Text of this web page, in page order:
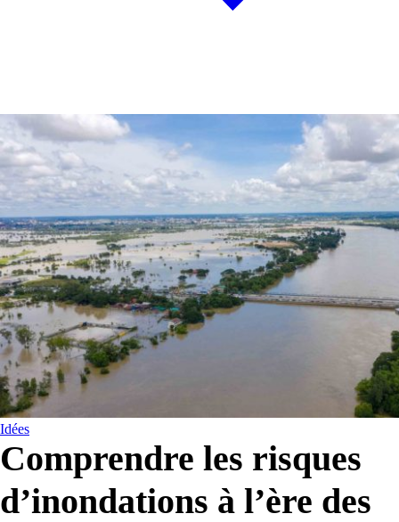
Idées
Comprendre les risques
d’inondations à l’ère des